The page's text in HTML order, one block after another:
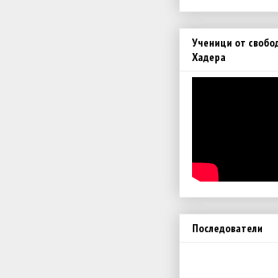
Ученици от
Хадера
Последователи